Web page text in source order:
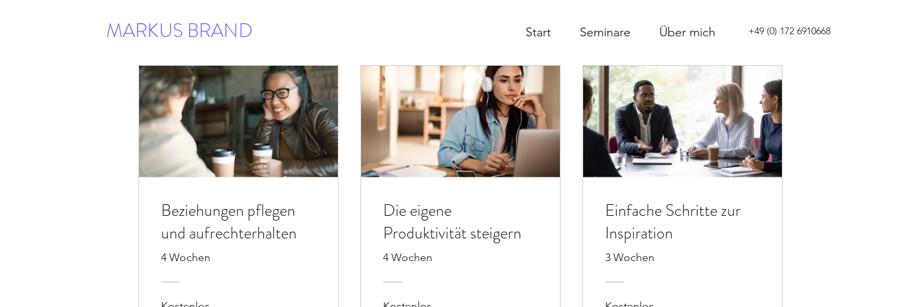
MARKUS BRAND Start Seminare Über mich +49 (0) 172 6910668
Beziehungen pflegen
und aufrechterhalten
4 Wochen
Die eigene
Produktivität steigern
4 Wochen
Einfache Schritte zur
Inspiration
3 Wochen